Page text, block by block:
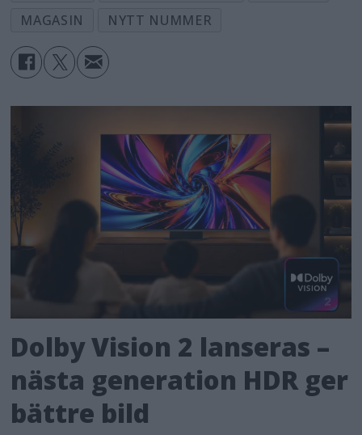
MAGASIN
NYTT NUMMER
Dolby Vision 2 lanseras –
nästa generation HDR ger
bättre bild